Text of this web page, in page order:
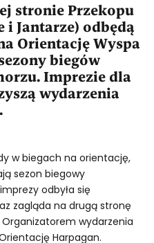
stronie Przekopu
i Jantarze) odbędą
Orientację Wyspa
biegów
Imprezie dla
wydarzenia
w biegach na orientację,
sezon biegowy
odbyła się
zagląda na drugą stronę
Organizatorem wydarzenia
Harpagan.